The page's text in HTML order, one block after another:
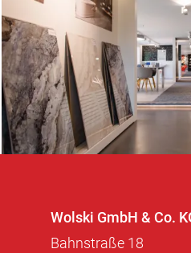
Wolski GmbH & Co.
Bahnstraße 18